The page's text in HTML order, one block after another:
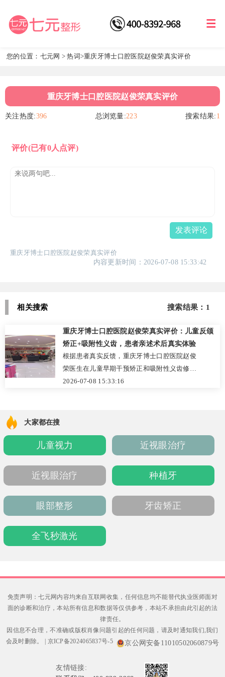
您的位置： 七元网 >热词 >重庆牙博士口腔医院赵俊荣真实评价
重庆牙博士口腔医院赵俊荣真实评价
关注热度:396 总浏览量:223 搜索结果: 1
评价(已有0人点评)
发表评论
重庆牙博士口腔医院赵俊荣真实评价
内容更新时间：2026-07-08 15:33:42
相关搜索 搜索结果：1
重庆牙博士口腔医院赵俊荣真实评价：儿童反颌
矫正+吸附性义齿，患者亲述术后真实体验
根据患者真实反馈，重庆牙博士口腔医院赵俊
荣医生在儿童早期干预矫正和吸附性义齿修复
方面广受好评。他擅长与孩子沟通，用耐心和
遍称赞其技术扎实、态度亲和，是值得信赖的
口腔医生。
2026-07-08 15:33:16
大家都在搜
儿童视力 近视眼治疗
近视眼治疗 种植牙
眼部整形 牙齿矫正
全飞秒激光
免责声明：七元网内容均来自互联网收集，任何信息均不能替代执业医师面对
面的诊断和治疗，本站所有信息和数据等仅供参考，本站不承担由此引起的法
律责任。
因信息不合理，不准确或版权肖像问题引起的任何问题，请及时通知我们,我们
会及时删除。
京ICP备2024065837号-5 京公网安备11010502060879号
友情链接: